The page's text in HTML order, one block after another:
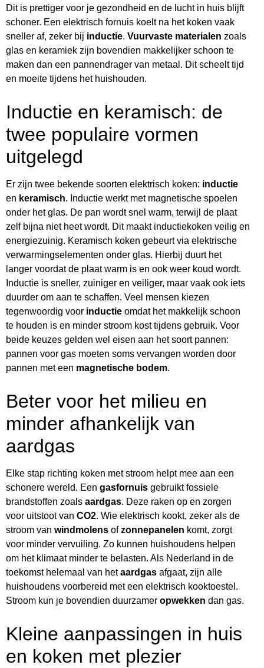
Dit is prettiger voor je gezondheid en de lucht in huis blijft
schoner. Een elektrisch fornuis koelt na het koken vaak
sneller af, zeker bij inductie. Vuurvaste materialen zoals
glas en keramiek zijn bovendien makkelijker schoon te
maken dan een pannendrager van metaal. Dit scheelt tijd
en moeite tijdens het huishouden.
Inductie en keramisch: de
twee populaire vormen
uitgelegd
Er zijn twee bekende soorten elektrisch koken: inductie
en keramisch. Inductie werkt met magnetische spoelen
onder het glas. De pan wordt snel warm, terwijl de plaat
zelf bijna niet heet wordt. Dit maakt inductiekoken veilig en
energiezuinig. Keramisch koken gebeurt via elektrische
verwarmingselementen onder glas. Hierbij duurt het
langer voordat de plaat warm is en ook weer koud wordt.
Inductie is sneller, zuiniger en veiliger, maar vaak ook iets
duurder om aan te schaffen. Veel mensen kiezen
tegenwoordig voor inductie omdat het makkelijk schoon
te houden is en minder stroom kost tijdens gebruik. Voor
beide keuzes gelden wel eisen aan het soort pannen:
pannen voor gas moeten soms vervangen worden door
pannen met een magnetische bodem.
Beter voor het milieu en
minder afhankelijk van
aardgas
Elke stap richting koken met stroom helpt mee aan een
schonere wereld. Een gasfornuis gebruikt fossiele
brandstoffen zoals aardgas. Deze raken op en zorgen
voor uitstoot van CO2. Wie elektrisch kookt, zeker als de
stroom van windmolens ofzonnepanelen komt, zorgt
voor minder vervuiling. Zo kunnen huishoudens helpen
om het klimaat minder te belasten. Als Nederland in de
toekomst helemaal van hetaardgas afgaat, zijn alle
huishoudens voorbereid met een elektrisch kooktoestel.
Stroom kun je bovendien duurzamer opwekken dan gas.
Kleine aanpassingen in huis
en koken met plezier